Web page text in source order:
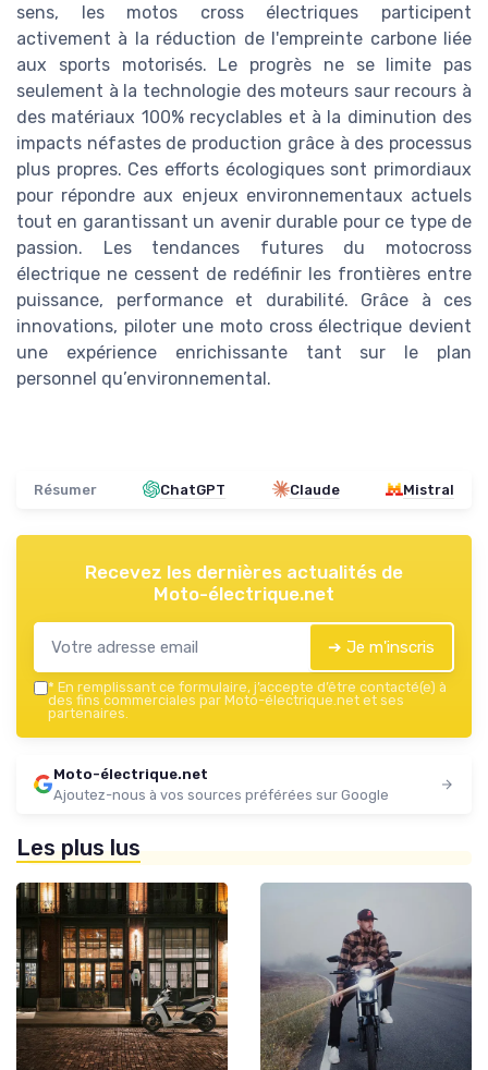
sens, les motos cross électriques participent
activement à la réduction de l'empreinte carbone liée
aux sports motorisés. Le progrès ne se limite pas
seulement à la technologie des moteurs saur recours à
des matériaux 100% recyclables et à la diminution des
impacts néfastes de production grâce à des processus
plus propres. Ces efforts écologiques sont primordiaux
pour répondre aux enjeux environnementaux actuels
tout en garantissant un avenir durable pour ce type de
passion. Les tendances futures du motocross
électrique ne cessent de redéfinir les frontières entre
puissance, performance et durabilité. Grâce à ces
innovations, piloter une moto cross électrique devient
une expérience enrichissante tant sur le plan
personnel qu’environnemental.
Résumer ChatGPT Claude Mistral
Recevez les dernières actualités de
Moto-électrique.net
➔ Je m'inscris
* En remplissant ce formulaire, j’accepte d’être contacté(e) à
des fins commerciales par Moto-électrique.net et ses
partenaires.
Moto-électrique.net
Ajoutez-nous à vos sources préférées sur Google
Les plus lus